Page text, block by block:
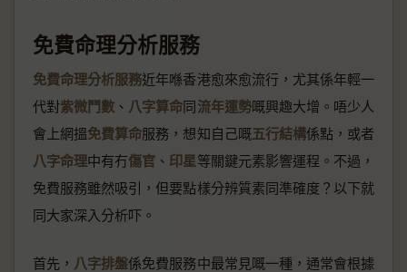
免費命理分析服務
免費命理分析服務近年喺香港愈來愈流行，尤其係年輕一
代對紫微鬥數 、 八字算命同 流年運勢嘅興趣大增。唔少人
會上網搵免費算命服務，想知自己嘅五行結構係點，或者
八字命理中有冇傷官 、 印星等關鍵元素影響運程。不過，
免費服務雖然吸引，但要點樣分辨質素同準確度？以下就
同大家深入分析吓。
首先， 八字排盤係免費服務中最常見嘅一種，通常會根據